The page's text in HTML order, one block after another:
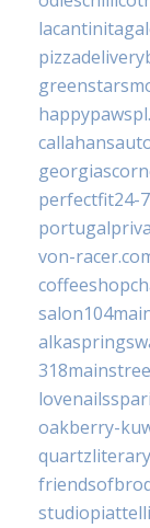
perfectfit24-
von-
oakberry-